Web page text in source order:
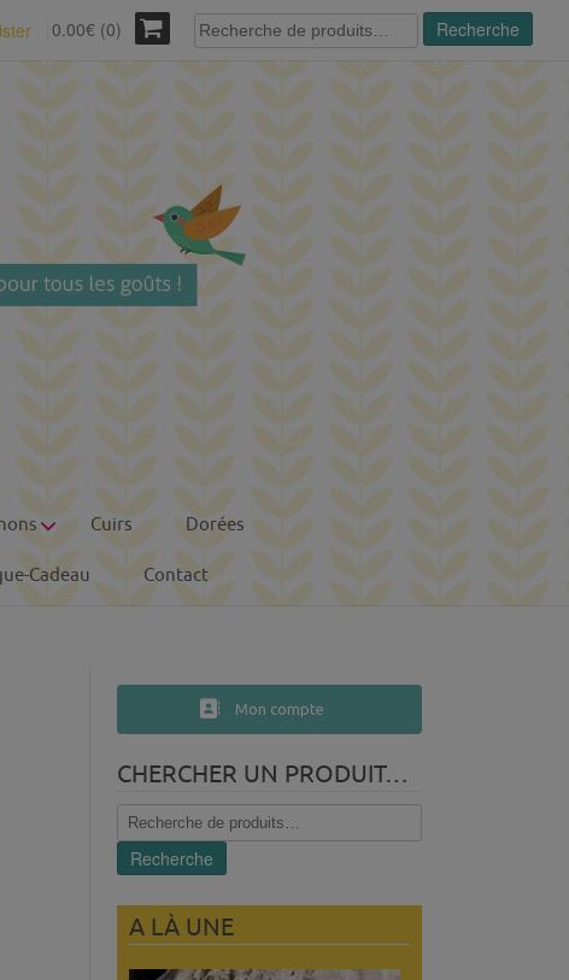
0.00€ (0)
Recherche
pour :
Recherche
Cuirs Dorées
Cadeau Contact
Mon compte
CHERCHER UN PRODUIT…
Recherche
pour :
Recherche
A LÀ UNE